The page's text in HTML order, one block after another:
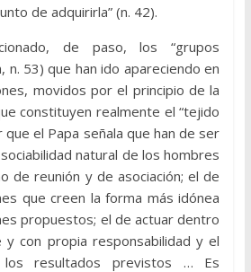
de adquirirla” (n. 42).
de paso, los “grupos
n. 53) que han ido apareciendo en
movidos por el principio de la
constituyen realmente el “tejido
que el Papa señala que han de ser
natural de los hombres
de reunión y de asociación; el de
que creen la forma más idónea
propuestos; el de actuar dentro
y con propia responsabilidad y el
resultados previstos … Es